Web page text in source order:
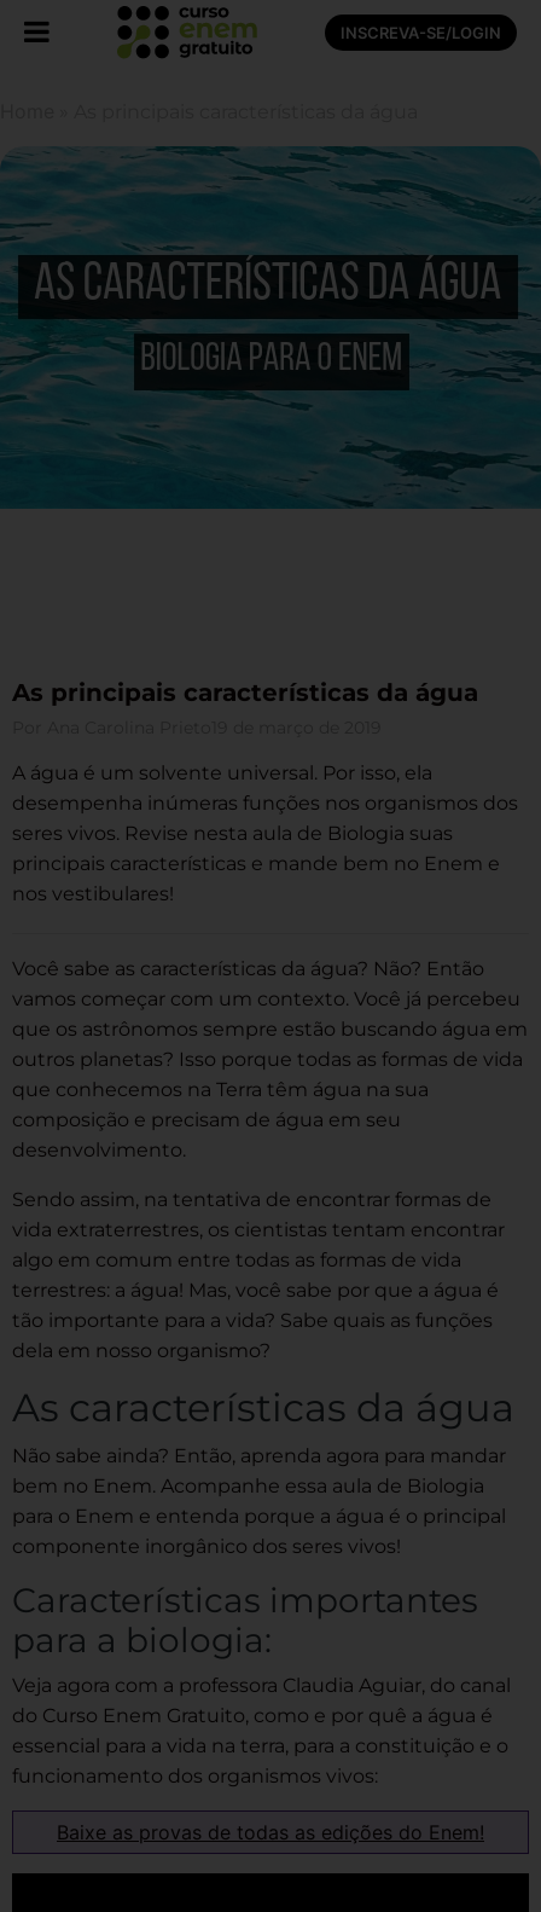
INSCREVA-SE/LOGIN
As principais características da água
A água é um solvente universal. Por isso, ela
desempenha inúmeras funções nos organismos dos
seres vivos. Revise nesta aula de Biologia suas
principais características e mande bem no Enem e
nos vestibulares!
Você sabe as características da água? Não? Então
vamos começar com um contexto. Você já percebeu
que os astrônomos sempre estão buscando água em
outros planetas? Isso porque todas as formas de vida
que conhecemos na Terra têm água na sua
composição e precisam de água em seu
desenvolvimento.
Sendo assim, na tentativa de encontrar formas de
vida extraterrestres, os cientistas tentam encontrar
algo em comum entre todas as formas de vida
terrestres: a água! Mas, você sabe por que a água é
tão importante para a vida? Sabe quais as funções
dela em nosso organismo?
As características da água
Não sabe ainda? Então, aprenda agora para mandar
bem no Enem. Acompanhe essa aula de Biologia
para o Enem e entenda porque a água é o principal
componente inorgânico dos seres vivos!
Características importantes
para a biologia:
Veja agora com a professora Claudia Aguiar, do canal
do Curso Enem Gratuito, como e por quê a água é
essencial para a vida na terra, para a constituição e o
funcionamento dos organismos vivos:
Baixe as provas de todas as edições do Enem!